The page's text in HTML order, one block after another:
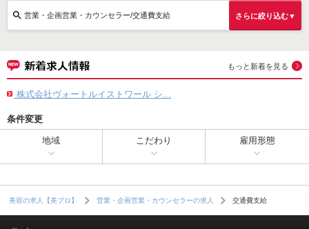
営業・企画営業・カウンセラー/交通費支給 さらに絞り込む▼
もっと新着を見る
株式会社ヴォートルイストワール シ...
条件変更
地域 こだわり 雇用形態
美容の求人【美プロ】 営業・企画営業・カウンセラーの求人 交通費支給